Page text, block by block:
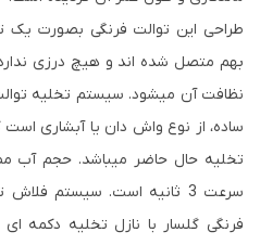
طراحی این توالت فرنگی بصورت
بهم متصل شده اند و هیچ درزی
نظافت آن میشود. سیستم تخلیه
ساده، از نوع واش دان یا آبشاری
سرعت 3 ثانیه است. سیستم
فرنگی گلسار با نازل تخلیه